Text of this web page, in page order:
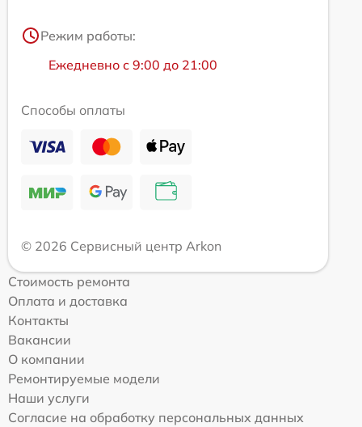
Режим работы:
Ежедневно с 9:00 до 21:00
Способы оплаты
© 2026 Сервисный центр Arkon
Стоимость ремонта
Оплата и доставка
Контакты
Вакансии
О компании
Ремонтируемые модели
Наши услуги
Согласие на обработку персональных данных